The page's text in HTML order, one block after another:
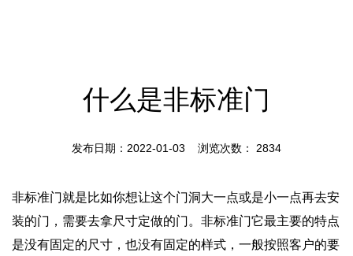
什么是非标准门
发布日期：2022-01-03 浏览次数： 2834
非标准门就是比如你想让这个门洞大一点或是小一点再去安
装的门，需要去拿尺寸定做的门。非标准门它最主要的特点
是没有固定的尺寸，也没有固定的样式，一般按照客户的要